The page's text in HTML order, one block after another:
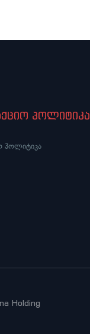
პოლიტიკა
პოლიტიკა
Holding